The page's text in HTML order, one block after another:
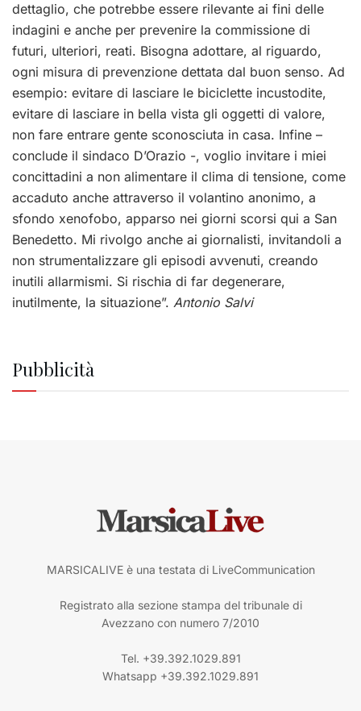
dettaglio, che potrebbe essere rilevante ai fini delle
indagini e anche per prevenire la commissione di
futuri, ulteriori, reati. Bisogna adottare, al riguardo,
ogni misura di prevenzione dettata dal buon senso. Ad
esempio: evitare di lasciare le biciclette incustodite,
evitare di lasciare in bella vista gli oggetti di valore,
non fare entrare gente sconosciuta in casa. Infine –
conclude il sindaco D’Orazio -, voglio invitare i miei
concittadini a non alimentare il clima di tensione, come
accaduto anche attraverso il volantino anonimo, a
sfondo xenofobo, apparso nei giorni scorsi qui a San
Benedetto. Mi rivolgo anche ai giornalisti, invitandoli a
non strumentalizzare gli episodi avvenuti, creando
inutili allarmismi. Si rischia di far degenerare,
inutilmente, la situazione”. Antonio Salvi
Pubblicità
MARSICALIVE è una testata di LiveCommunication
Registrato alla sezione stampa del tribunale di
Avezzano con numero 7/2010
Tel. +39.392.1029.891
Whatsapp +39.392.1029.891